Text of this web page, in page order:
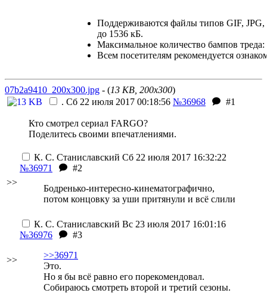
Поддерживаются файлы типов GIF, JPG,
до 1536 кБ.
Максимальное количество бампов треда:
Всем посетителям рекомендуется
07b2a9410_200x300.jpg - (13 KB, 200x300)
. Сб 22 июля 2017 00:18:56 №36968 #1
Кто смотрел сериал FARGO?
Поделитесь своими впечатлениями.
>>
К. С. Станиславский Сб 22 июля 2017 16:32:22
№36971
#2
Бодренько-интересно-кинематографично,
потом концовку за уши притянули и всё слили
>>
К. С. Станиславский Вс 23 июля 2017 16:01:16
№36976
#3
>>36971
Это.
Но я бы всё равно его порекомендовал.
Собираюсь смотреть второй и третий сезоны.